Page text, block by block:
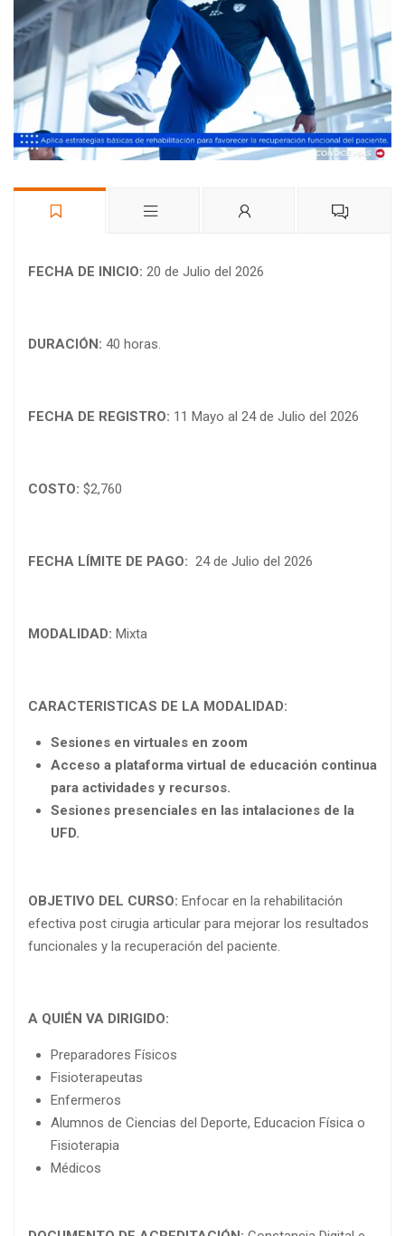
FECHA DE INICIO: 20 de Julio del 2026
DURACIÓN: 40 horas.
FECHA DE REGISTRO: 11 Mayo al 24 de Julio del 2026
COSTO: $2,760
FECHA LÍMITE DE PAGO: 24 de Julio del 2026
MODALIDAD: Mixta
CARACTERISTICAS DE LA MODALIDAD:
Sesiones en virtuales en zoom
Acceso a plataforma virtual de educación continua
para actividades y recursos.
Sesiones presenciales en las intalaciones de la
UFD.
OBJETIVO DEL CURSO: Enfocar en la rehabilitación
efectiva post cirugia articular para mejorar los resultados
funcionales y la recuperación del paciente.
A QUIÉN VA DIRIGIDO:
Preparadores Físicos
Fisioterapeutas
Enfermeros
Alumnos de Ciencias del Deporte, Educacion Física o
Fisioterapia
Médicos